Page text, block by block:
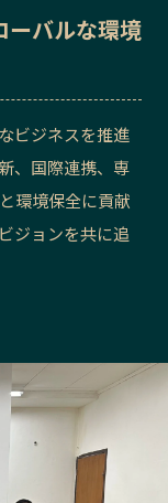
ア
ーバルな環境
ビジネスを推進
、国際連携、専
環境保全に貢献
ジョンを共に追